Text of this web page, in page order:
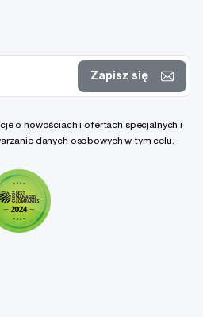
Zapisz się
o nowościach i ofertach specjalnych i
danych osobowychw tym celu.